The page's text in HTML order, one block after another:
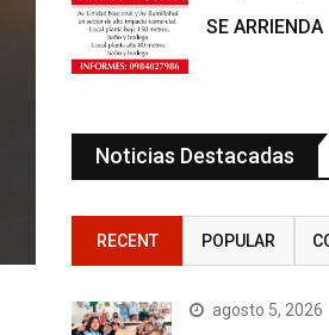
SE ARRIENDA
Noticias Destacadas
RECENT POPULAR
agosto 5, 2026